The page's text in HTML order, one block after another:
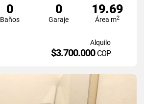
0
Baños
0
Garaje
19.69
Área m2
Alquilo
$3.700.000 COP